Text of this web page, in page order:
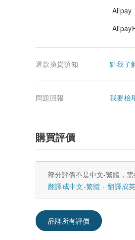
Alipay
退款換貨須知 點我了
問題回報 我要檢
購買評價
部分評價不是中文-繁體，
翻譯成中文-繁體
翻譯成
品牌所有評價